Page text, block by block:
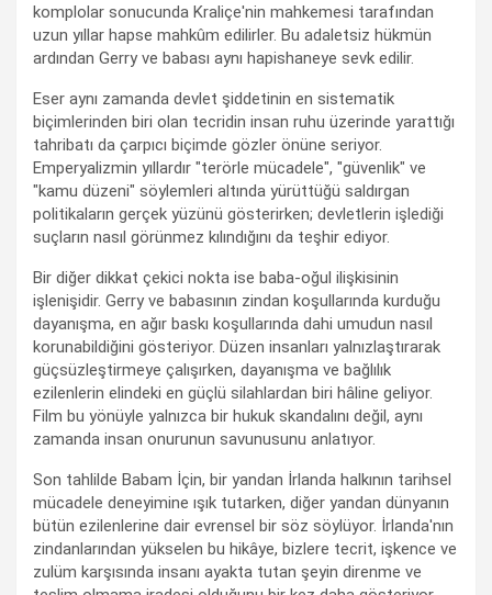
komplolar sonucunda Kraliçe'nin mahkemesi tarafından
uzun yıllar hapse mahkûm edilirler. Bu adaletsiz hükmün
ardından Gerry ve babası aynı hapishaneye sevk edilir.
Eser aynı zamanda devlet şiddetinin en sistematik
biçimlerinden biri olan tecridin insan ruhu üzerinde yarattığı
tahribatı da çarpıcı biçimde gözler önüne seriyor.
Emperyalizmin yıllardır "terörle mücadele", "güvenlik" ve
"kamu düzeni" söylemleri altında yürüttüğü saldırgan
politikaların gerçek yüzünü gösterirken; devletlerin işlediği
suçların nasıl görünmez kılındığını da teşhir ediyor.
Bir diğer dikkat çekici nokta ise baba-oğul ilişkisinin
işlenişidir. Gerry ve babasının zindan koşullarında kurduğu
dayanışma, en ağır baskı koşullarında dahi umudun nasıl
korunabildiğini gösteriyor. Düzen insanları yalnızlaştırarak
güçsüzleştirmeye çalışırken, dayanışma ve bağlılık
ezilenlerin elindeki en güçlü silahlardan biri hâline geliyor.
Film bu yönüyle yalnızca bir hukuk skandalını değil, aynı
zamanda insan onurunun savunusunu anlatıyor.
Son tahlilde Babam İçin, bir yandan İrlanda halkının tarihsel
mücadele deneyimine ışık tutarken, diğer yandan dünyanın
bütün ezilenlerine dair evrensel bir söz söylüyor. İrlanda'nın
zindanlarından yükselen bu hikâye, bizlere tecrit, işkence ve
zulüm karşısında insanı ayakta tutan şeyin direnme ve